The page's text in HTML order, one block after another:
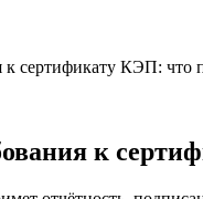
сертификату КЭП: что
к